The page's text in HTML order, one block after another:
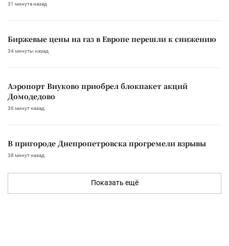
31 минута назад
Биржевые цены на газ в Европе перешли к снижению
34 минуты назад
Аэропорт Внуково приобрел блокпакет акций
Домодедово
36 минут назад
В пригороде Днепропетровска прогремели взрывы
38 минут назад
Показать ещё